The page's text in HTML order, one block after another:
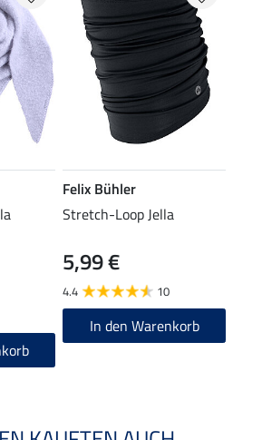
Felix Bühler
Stretch-Loop Jella
5,99 €
4.4 10
In den Warenkorb